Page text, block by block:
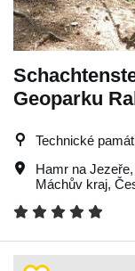
Geoparku
Technické
Hamr na Jezeře,
Máchův kraj,